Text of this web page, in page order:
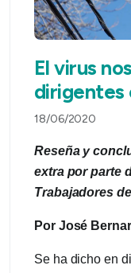
El virus
dirigentes
18/06/2020
Reseña y
extra por parte
Trabajadores
Por José
Se ha dicho en